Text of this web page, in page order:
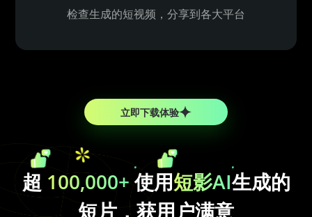
检查生成的短视频，分享到各大平台
立即下载体验
超 100,000+使用短影AI生成的
短片，获用户满意